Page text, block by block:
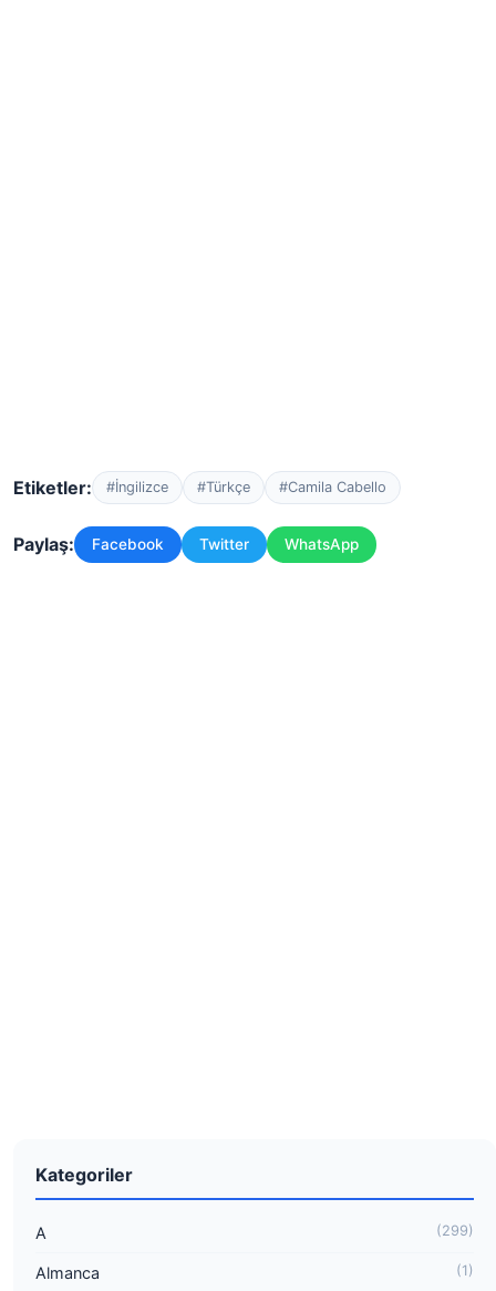
Etiketler: #İngilizce #Türkçe #Camila Cabello
Paylaş: Facebook Twitter WhatsApp
Kategoriler
A (299)
Almanca (1)